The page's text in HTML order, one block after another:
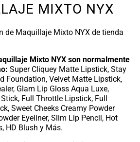
MIXTO NYX
de Maquillaje Mixto NYX de tienda
Mixto NYX son normalmente
Super Cliquey Matte Lipstick, Stay
Foundation, Velvet Matte Lipstick,
Glam Lip Gloss Aqua Luxe,
Full Throttle Lipstick, Full
Sweet Cheeks Creamy Powder
Eyeliner, Slim Lip Pencil, Hot
HD Blush y Más.